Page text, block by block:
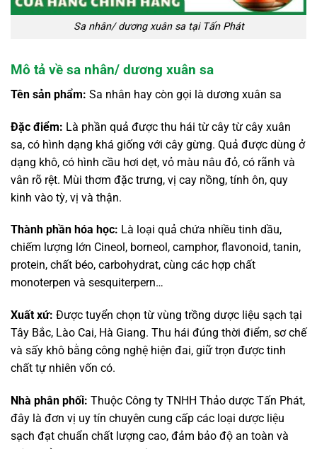
Sa nhân/ dương xuân sa tại Tấn Phát
Mô tả về sa nhân/ dương xuân sa
Tên sản phẩm: Sa nhân hay còn gọi là dương xuân sa
Đặc điểm: Là phần quả được thu hái từ cây từ cây xuân
sa, có hình dạng khá giống với cây gừng. Quả được dùng ở
dạng khô, có hình cầu hơi dẹt, vỏ màu nâu đỏ, có rãnh và
vân rõ rệt. Mùi thơm đặc trưng, vị cay nồng, tính ôn, quy
kinh vào tỳ, vị và thận.
Thành phần hóa học: Là loại quả chứa nhiều tinh dầu,
chiếm lượng lớn Cineol, borneol, camphor, flavonoid, tanin,
protein, chất béo, carbohydrat, cùng các hợp chất
monoterpen và sesquiterpern…
Xuất xứ: Được tuyển chọn từ vùng trồng dược liệu sạch tại
Tây Bắc, Lào Cai, Hà Giang. Thu hái đúng thời điểm, sơ chế
và sấy khô bằng công nghệ hiện đai, giữ trọn được tinh
chất tự nhiên vốn có.
Nhà phân phối: Thuộc Công ty TNHH Thảo dược Tấn Phát,
đây là đơn vị uy tín chuyên cung cấp các loại dược liệu
sạch đạt chuẩn chất lượng cao, đảm bảo độ an toàn và